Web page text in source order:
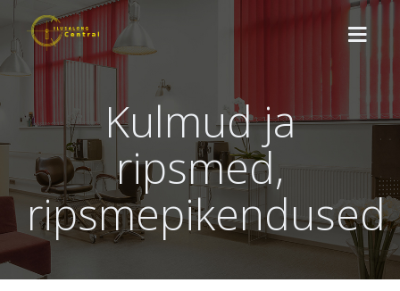
TUTVUSTUS
TEENUSED
SOODUSKAARDID
UUDISED
KONTAKT
Kulmud ja
ripsmed,
ripsmepikendused